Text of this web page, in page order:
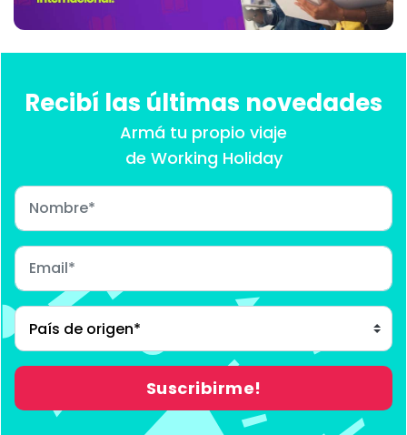
Recibí las últimas novedades
Armá tu propio viaje
de Working Holiday